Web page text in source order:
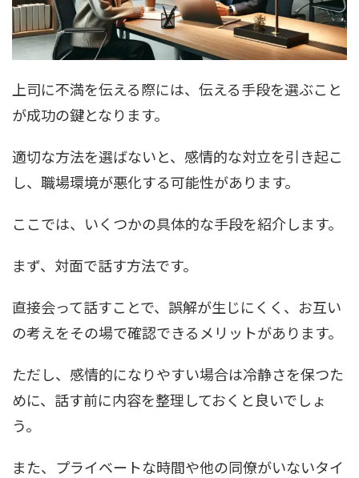
上司に不満を伝える際には、伝える手段を選ぶこと
が成功の鍵となります。
適切な方法を選ばないと、感情的な対立を引き起こ
し、職場環境が悪化する可能性があります。
ここでは、いくつかの具体的な手段を紹介します。
まず、対面で話す方法です。
直接会って話すことで、誤解が生じにくく、お互い
の考えをその場で確認できるメリットがあります。
ただし、感情的になりやすい場合は冷静さを保つた
めに、話す前に内容を整理しておくと良いでしょ
う。
また、プライベートな時間や他の同僚がいないタイ